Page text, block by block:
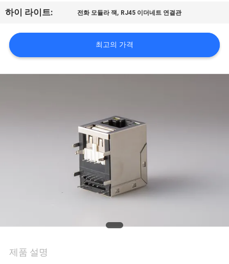
품
질
관
SHOW
하이 라이트: 전화 모듈라 잭 , RJ45 이더네트 연결관
최고의 가격
제품 설명